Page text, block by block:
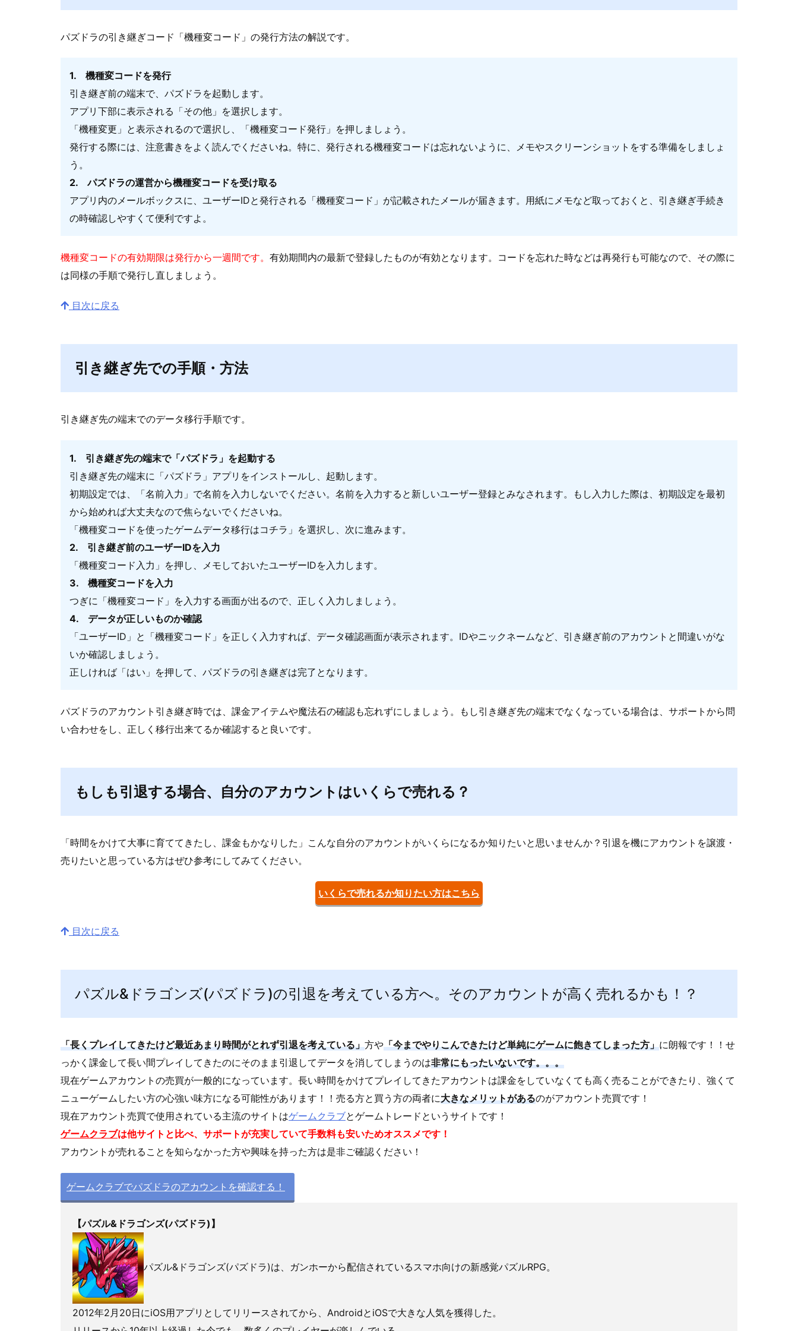
パズドラの引き継ぎコード「機種変コード」の発行方法の解説です。
1. 機種変コードを発行
引き継ぎ前の端末で、パズドラを起動します。
アプリ下部に表示される「その他」を選択します。
「機種変更」と表示されるので選択し、「機種変コード発行」を押しましょう。
発行する際には、注意書きをよく読んでくださいね。特に、発行される機種変コードは忘れないように、メモやスクリーンショットをする準備をしましょ
う。
2. パズドラの運営から機種変コードを受け取る
アプリ内のメールボックスに、ユーザーIDと発行される「機種変コード」が記載されたメールが届きます。用紙にメモなど取っておくと、引き継ぎ手続き
の時確認しやすくて便利ですよ。
機種変コードの有効期限は発行から一週間です。 有効期間内の最新で登録したものが有効となります。コードを忘れた時などは再発行も可能なので、その際に
は同様の手順で発行し直しましょう。
目次に戻る
引き継ぎ先での手順・方法
引き継ぎ先の端末でのデータ移行手順です。
1. 引き継ぎ先の端末で「パズドラ」を起動する
引き継ぎ先の端末に「パズドラ」アプリをインストールし、起動します。
初期設定では、「名前入力」で名前を入力しないでください。名前を入力すると新しいユーザー登録とみなされます。もし入力した際は、初期設定を最初
から始めれば大丈夫なので焦らないでくださいね。
「機種変コードを使ったゲームデータ移行はコチラ」を選択し、次に進みます。
2. 引き継ぎ前のユーザーIDを入力
「機種変コード入力」を押し、メモしておいたユーザーIDを入力します。
3. 機種変コードを入力
つぎに「機種変コード」を入力する画面が出るので、正しく入力しましょう。
4. データが正しいものか確認
「ユーザーID」と「機種変コード」を正しく入力すれば、データ確認画面が表示されます。IDやニックネームなど、引き継ぎ前のアカウントと間違いがな
いか確認しましょう。
正しければ「はい」を押して、パズドラの引き継ぎは完了となります。
パズドラのアカウント引き継ぎ時では、課金アイテムや魔法石の確認も忘れずにしましょう。もし引き継ぎ先の端末でなくなっている場合は、サポートから問
い合わせをし、正しく移行出来てるか確認すると良いです。
もしも引退する場合、自分のアカウントはいくらで売れる？
「時間をかけて大事に育ててきたし、課金もかなりした」こんな自分のアカウントがいくらになるか知りたいと思いませんか？引退を機にアカウントを譲渡・
売りたいと思っている方はぜひ参考にしてみてください。
いくらで売れるか知りたい方はこちら
目次に戻る
パズル&ドラゴンズ(パズドラ)の引退を考えている方へ。そのアカウントが高く売れるかも！？
「長くプレイしてきたけど最近あまり時間がとれず引退を考えている」方や「今までやりこんできたけど単純にゲームに飽きてしまった方」に朗報です！！せ
っかく課金して長い間プレイしてきたのにそのまま引退してデータを消してしまうのは非常にもったいないです。。。
現在ゲームアカウントの売買が一般的になっています。長い時間をかけてプレイしてきたアカウントは課金をしていなくても高く売ることができたり、強くて
ニューゲームしたい方の心強い味方になる可能性があります！！売る方と買う方の両者に大きなメリットがあるのがアカウント売買です！
現在アカウント売買で使用されている主流のサイトはゲームクラブとゲームトレードというサイトです！
ゲームクラブは他サイトと比べ、サポートが充実していて手数料も安いためオススメです！
アカウントが売れることを知らなかった方や興味を持った方は是非ご確認ください！
ゲームクラブでパズドラのアカウントを確認する！
【パズル&ドラゴンズ(パズドラ)】
パズル&ドラゴンズ(パズドラ)は、ガンホーから配信されているスマホ向けの新感覚パズルRPG。
2012年2月20日にiOS用アプリとしてリリースされてから、AndroidとiOSで大きな人気を獲得した。